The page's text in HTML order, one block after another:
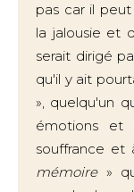
pas car il
la jalousie et
serait dirigé
qu'il y ait
», quelqu'un
émotions et
souffrance et
mémoire»